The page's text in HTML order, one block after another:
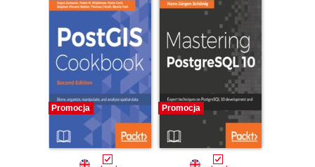
Promocja Promocja